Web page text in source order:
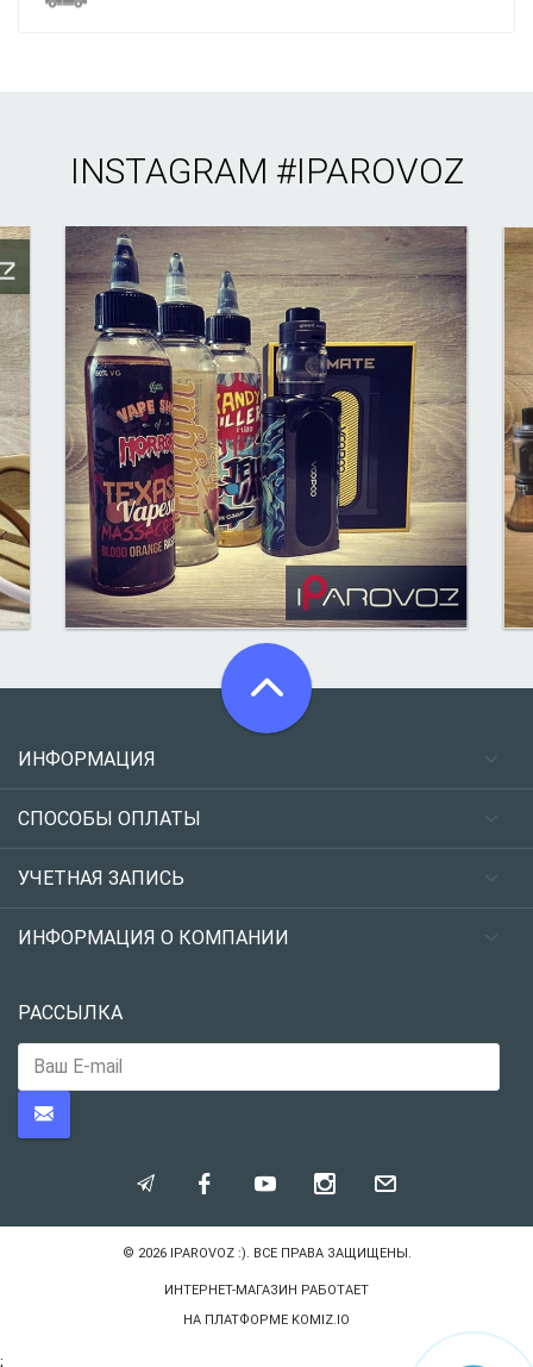
INSTAGRAM #IPAROVOZ
ИНФОРМАЦИЯ
СПОСОБЫ ОПЛАТЫ
УЧЕТНАЯ ЗАПИСЬ
ИНФОРМАЦИЯ О КОМПАНИИ
РАССЫЛКА
© 2026 IPAROVOZ :). ВСЕ ПРАВА ЗАЩИЩЕНЫ.
ИНТЕРНЕТ-МАГАЗИН РАБОТАЕТ
НА ПЛАТФОРМЕ KOMIZ.IO
;